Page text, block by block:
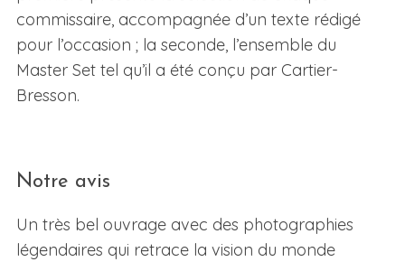
commissaire, accompagnée d’un texte rédigé
pour l’occasion ; la seconde, l’ensemble du
Master Set tel qu’il a été conçu par Cartier-
Bresson.
Notre avis
Un très bel ouvrage avec des photographies
légendaires qui retrace la vision du monde